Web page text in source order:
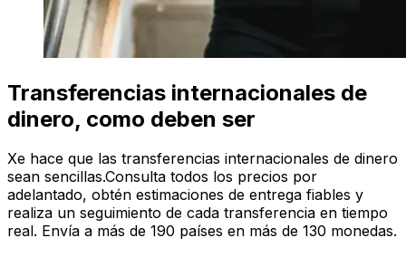
Transferencias internacionales de
dinero, como deben ser
Xe hace que las transferencias internacionales de dinero
sean sencillas.Consulta todos los precios por
adelantado, obtén estimaciones de entrega fiables y
realiza un seguimiento de cada transferencia en tiempo
real. Envía a más de 190 países en más de 130 monedas.